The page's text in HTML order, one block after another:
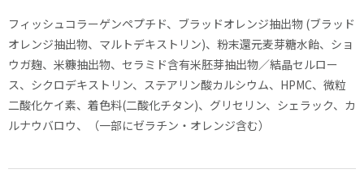
フィッシュコラーゲンペプチド、ブラッドオレンジ抽出物 (ブラッド
オレンジ抽出物、マルトデキストリン)、粉末還元麦芽糖水飴、ショ
ウガ麹、米糠抽出物、セラミド含有米胚芽抽出物／結晶セルロー
ス、シクロデキストリン、ステアリン酸カルシウム、HPMC、微粒
二酸化ケイ素、着色料(二酸化チタン)、グリセリン、シェラック、カ
ルナウバロウ、（一部にゼラチン・オレンジ含む）